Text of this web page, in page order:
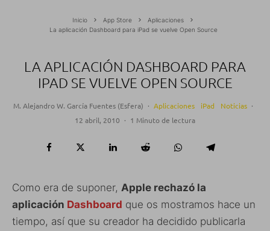
Inicio App Store
Aplicaciones
La aplicación Dashboard para iPad se vuelve Open Source
LA APLICACIÓN DASHBOARD PARA
IPAD SE VUELVE OPEN SOURCE
M. Alejandro W. García Fuentes (Esfera) · Aplicaciones iPad Noticias ·
12 abril, 2010 · 1 Minuto de lectura
Como era de suponer, Apple rechazó la
aplicación Dashboard que os mostramos hace un
tiempo, así que su creador ha decidido publicarla